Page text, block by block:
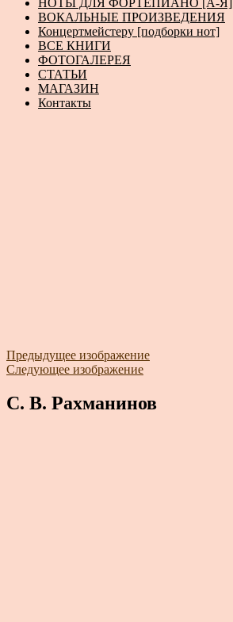
НОТЫ ДЛЯ ФОРТЕПИАНО [А-Я]
ВОКАЛЬНЫЕ ПРОИЗВЕДЕНИЯ
Концертмейстеру [подборки нот]
ВСЕ КНИГИ
ФОТОГАЛЕРЕЯ
СТАТЬИ
МАГАЗИН
Контакты
Предыдущее изображение
Следующее изображение
С. В. Рахманинов